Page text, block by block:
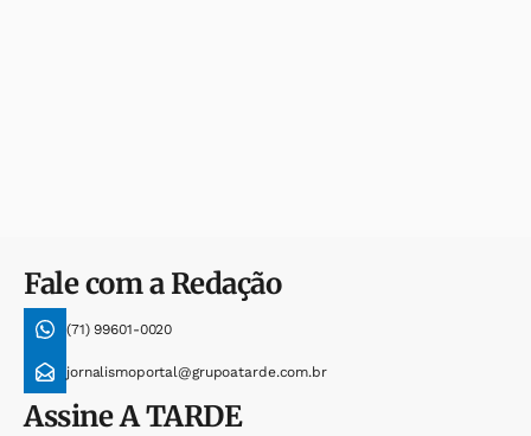
Fale com a Redação
(71) 99601-0020
jornalismoportal@grupoatarde.com.br
AssineA TARDE